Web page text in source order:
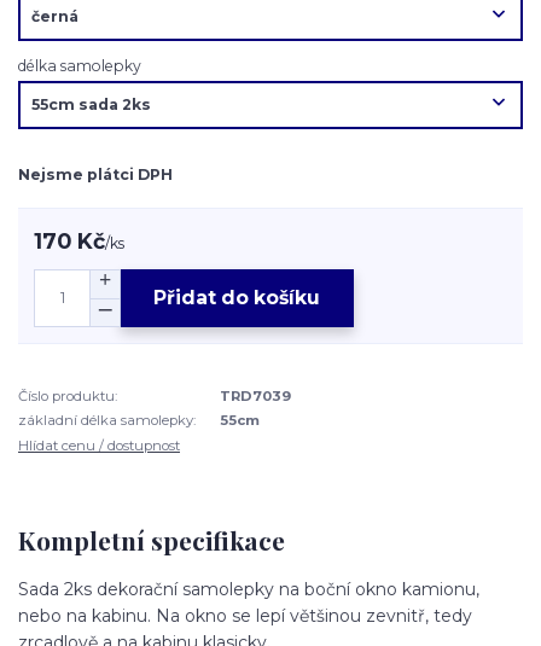
délka samolepky
Nejsme plátci DPH
170 Kč/ks
Přidat do košíku
Číslo produktu:
TRD7039
základní délka samolepky:
55cm
Hlídat cenu / dostupnost
Kompletní specifikace
Sada 2ks dekorační samolepky na boční okno kamionu,
nebo na kabinu. Na okno se lepí většinou zevnitř, tedy